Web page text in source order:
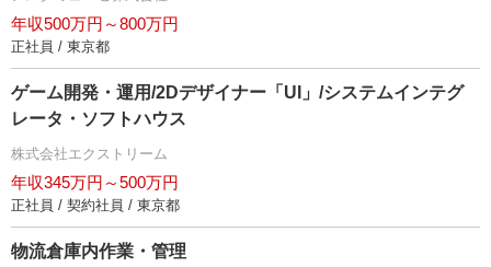
年収500万円～800万円
正社員 / 東京都
ゲーム開発・運用/2Dデザイナー「UI」/システムインテグ
レータ・ソフトハウス
株式会社エクストリーム
年収345万円～500万円
正社員 / 契約社員 / 東京都
物流倉庫内作業・管理